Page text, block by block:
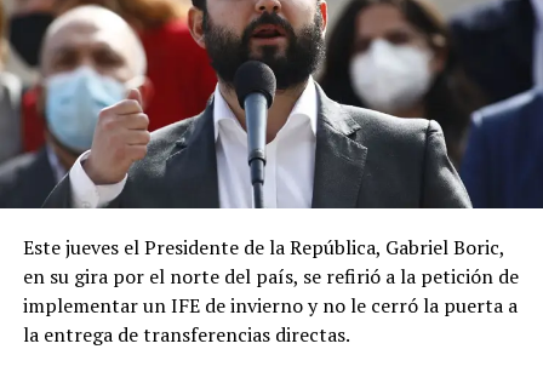
Este jueves el Presidente de la República, Gabriel Boric,
en su gira por el norte del país, se refirió a la petición de
implementar un IFE de invierno y no le cerró la puerta a
la entrega de transferencias directas.